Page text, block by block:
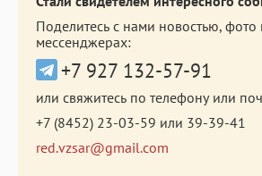
Поделитесь с нами новостью,
мессенджерах:
+7 927 132-57-91
или свяжитесь по телефону или
+7 (8452) 23-03-59 или 39-39-41
red.vzsar@gmail.com